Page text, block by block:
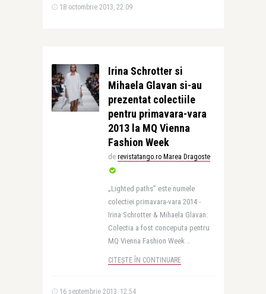
18 octombrie 2013, 22:09
Irina Schrotter si
Mihaela Glavan si-au
prezentat colectiile
pentru primavara-vara
2013 la MQ Vienna
Fashion Week
de revistatango.ro Marea Dragoste
„Lighted paths” este numele
colectiei primavara-vara 2014 -
Irina Schrotter & Mihaela Glavan.
Colectia a fost conceputa pentru
MQ Vienna Fashion Week ..
CITEȘTE ÎN CONTINUARE
16 septembrie 2013, 12:54